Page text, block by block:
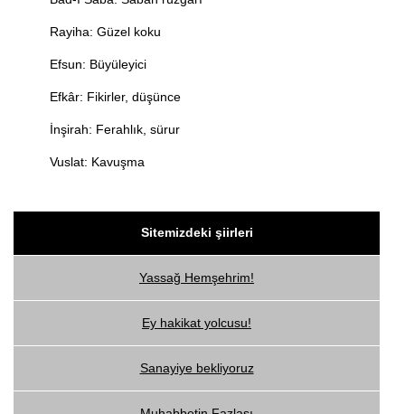
Rayiha: Güzel koku
Efsun: Büyüleyici
Efkâr: Fikirler, düşünce
İnşirah: Ferahlık, sürur
Vuslat: Kavuşma
Sitemizdeki şiirleri
Yassağ Hemşehrim!
Ey hakikat yolcusu!
Sanayiye bekliyoruz